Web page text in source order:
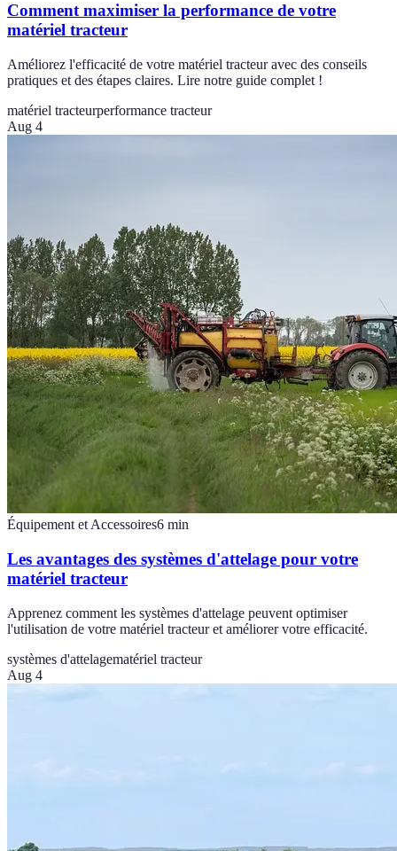
Comment maximiser la performance de votre
matériel tracteur
Améliorez l'efficacité de votre matériel tracteur avec des conseils
pratiques et des étapes claires. Lire notre guide complet !
matériel tracteurperformance tracteur
Aug 4
Équipement et Accessoires6 min
Les avantages des systèmes d'attelage pour votre
matériel tracteur
Apprenez comment les systèmes d'attelage peuvent optimiser
l'utilisation de votre matériel tracteur et améliorer votre efficacité.
systèmes d'attelagematériel tracteur
Aug 4